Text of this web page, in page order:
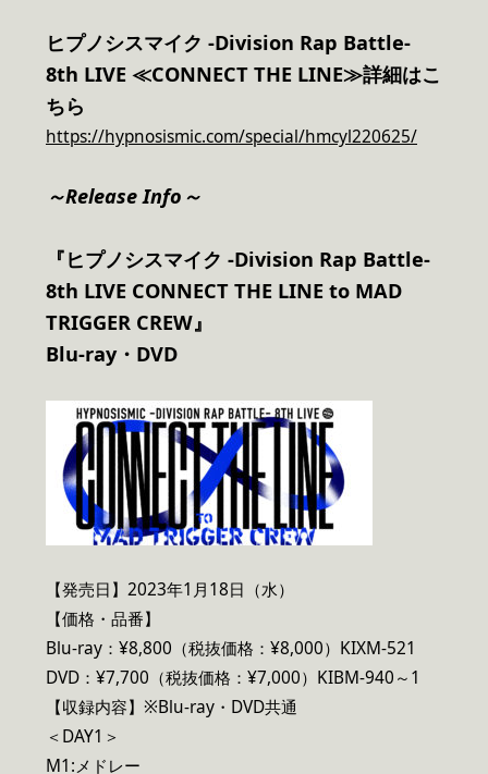
ヒプノシスマイク -Division Rap Battle-
8th LIVE ≪CONNECT THE LINE≫詳細はこ
ちら
https://hypnosismic.com/special/hmcyl220625/
～Release Info～
『ヒプノシスマイク -Division Rap Battle-
8th LIVE CONNECT THE LINE to MAD
TRIGGER CREW』
Blu-ray・DVD
【発売日】2023年1月18日（水）
【価格・品番】
Blu-ray：¥8,800（税抜価格：¥8,000）KIXM-521
DVD：¥7,700（税抜価格：¥7,000）KIBM-940～1
【収録内容】※Blu-ray・DVD共通
＜DAY1＞
M1:メドレー